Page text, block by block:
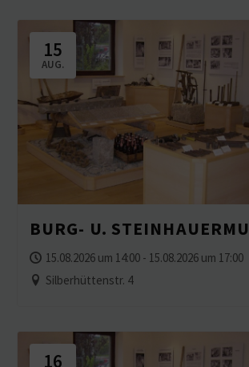
15
AUG.
BURG- U.
15.08.2026 um 14:00 - 15.08.2026 um 17:00
Silberhüttenstr. 4
16